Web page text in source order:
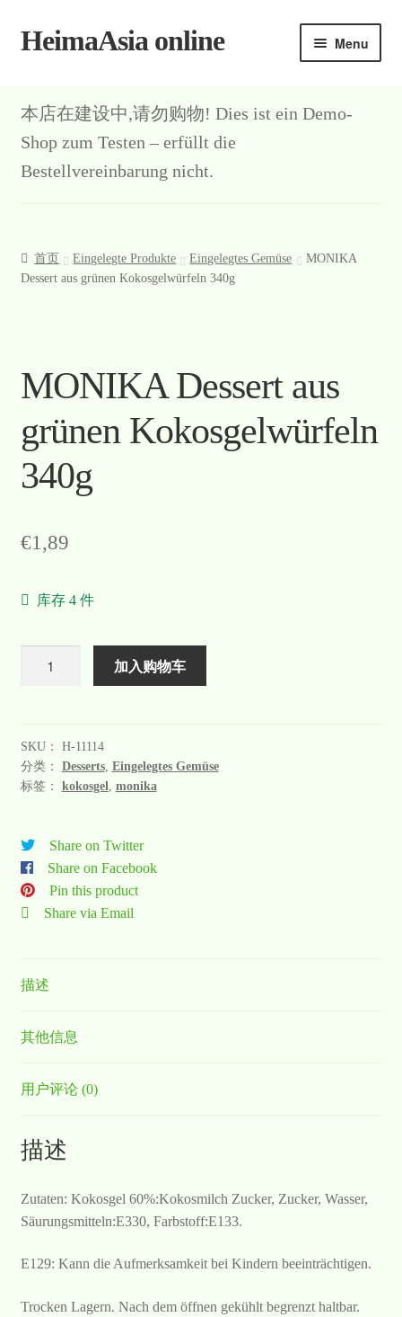
Skip
Skip
HeimaAsia online Menu
本店在建设中,请勿购物! Dies ist ein Demo-
Shop zum Testen – erfüllt die
Bestellvereinbarung nicht.
首页 Eingelegte Produkte Eingelegtes Gemüse
MONIKA
Dessert aus grünen Kokosgelwürfeln 340g
MONIKA Dessert aus
grünen Kokosgelwürfeln
340g
€1,89
库存 4 件
加入购物车
SKU： H-11114
分类： Desserts, Eingelegtes Gemüse
标签： kokosgel monika
Share on Twitter
Share on Facebook
Pin this product
Share via Email
描述
其他信息
用户评论 (0)
描述
Zutaten: Kokosgel 60%:Kokosmilch Zucker, Zucker, Wasser,
Säurungsmitteln:E330, Farbstoff:E133.
E129: Kann die Aufmerksamkeit bei Kindern beeinträchtigen.
Trocken Lagern. Nach dem öffnen gekühlt begrenzt haltbar.